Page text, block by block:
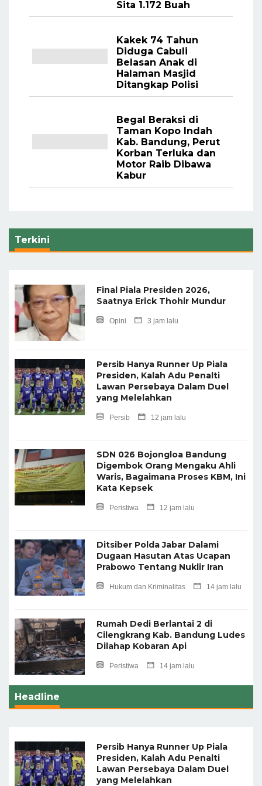
Sita 1.172 Buah
Kakek 74 Tahun
Diduga Cabuli
Belasan Anak di
Halaman Masjid
Ditangkap Polisi
Begal Beraksi di
Taman Kopo Indah
Kab. Bandung, Perut
Korban Terluka dan
Motor Raib Dibawa
Kabur
Terkini
Final Piala Presiden 2026,
Saatnya Erick Thohir Mundur
Opini 3 jam lalu
Persib Hanya Runner Up Piala
Presiden, Kalah Adu Penalti
Lawan Persebaya Dalam Duel
yang Melelahkan
Persib 12 jam lalu
SDN 026 Bojongloa Bandung
Digembok Orang Mengaku Ahli
Waris, Bagaimana Proses KBM, Ini
Kata Kepsek
Peristiwa 12 jam lalu
Ditsiber Polda Jabar Dalami
Dugaan Hasutan Atas Ucapan
Prabowo Tentang Nuklir Iran
Hukum dan Kriminalitas 14 jam lalu
Rumah Dedi Berlantai 2 di
Cilengkrang Kab. Bandung Ludes
Dilahap Kobaran Api
Peristiwa 14 jam lalu
Headline
Persib Hanya Runner Up Piala
Presiden, Kalah Adu Penalti
Lawan Persebaya Dalam Duel
yang Melelahkan